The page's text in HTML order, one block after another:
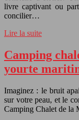
livre captivant ou
concilier…
Lire la suite
Camping
yourte
Imaginez : le bruit
sur votre peau, et le
Camping Chalet de la